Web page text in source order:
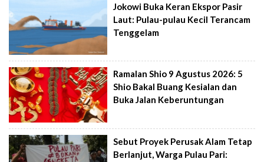
Jokowi Buka Keran Ekspor Pasir
Laut: Pulau-pulau Kecil Terancam
Tenggelam
Ramalan Shio 9 Agustus 2026: 5
Shio Bakal Buang Kesialan dan
Buka Jalan Keberuntungan
Sebut Proyek Perusak Alam Tetap
Berlanjut, Warga Pulau Pari: